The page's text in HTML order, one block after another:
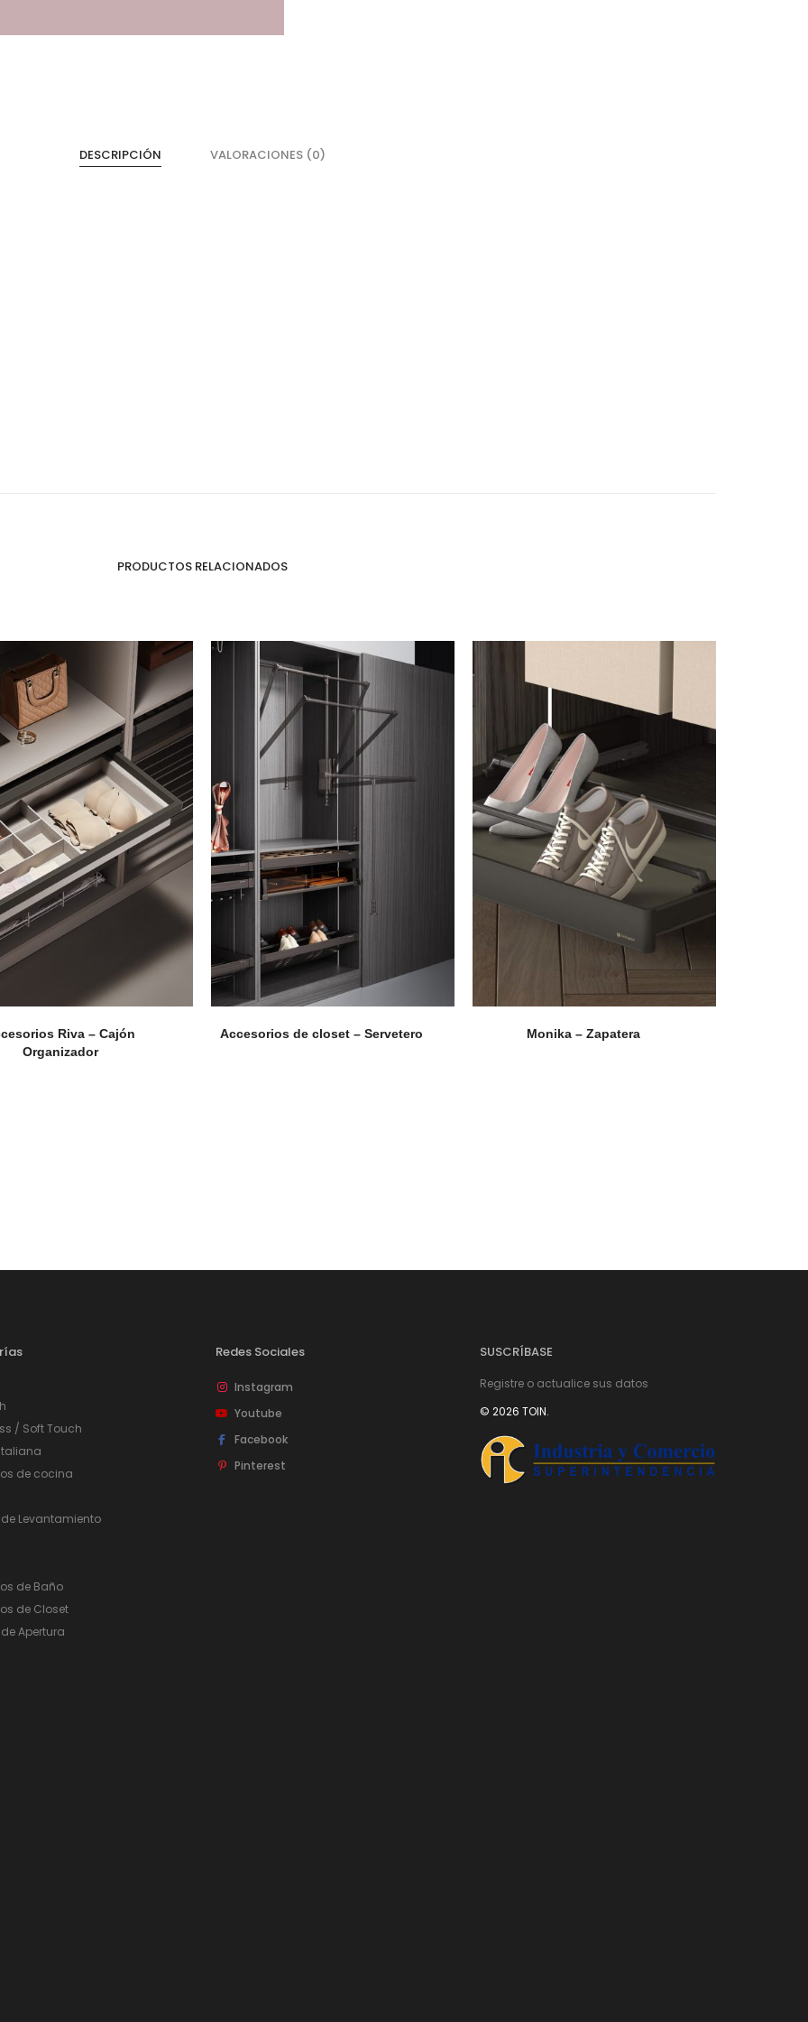
Sistemas de Levantamiento
Brazos Hidráulicos
Evolift
Keel
Sistemas de Movimiento
DESCRIPCIÓN VALORACIONES (0)
PRODUCTOS RELACIONADOS
Riva – Cajón
Organizador
Accesorios de closet – Servetero Monika – Zapatera
/ Soft Touch
de cocina
Levantamiento
de Baño
de Closet
Apertura
Redes Sociales
Instagram
Youtube
Facebook
Pinterest
SUSCRÍBASE
Registre o actualice sus datos
© 2026 TOIN.